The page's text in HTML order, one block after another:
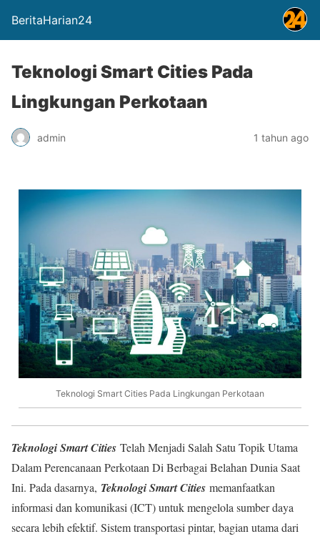
BeritaHarian24
Teknologi Smart Cities Pada
Lingkungan Perkotaan
admin 1 tahun ago
Teknologi Smart Cities Pada Lingkungan Perkotaan
Teknologi Smart Cities Telah Menjadi Salah Satu Topik Utama
Dalam Perencanaan Perkotaan Di Berbagai Belahan Dunia Saat
Ini. Pada dasarnya, Teknologi Smart Cities memanfaatkan
informasi dan komunikasi (ICT) untuk mengelola sumber daya
secara lebih efektif. Sistem transportasi pintar, bagian utama dari